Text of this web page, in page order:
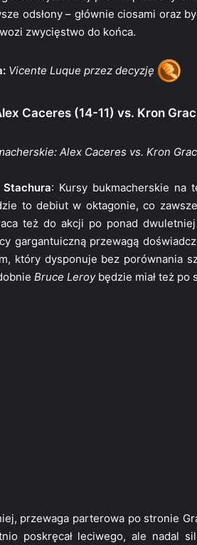
odsłony – głównie ciosami oraz
zwycięstwo do końca.
Vicente Luque przez decyzję
Caceres (14-11) vs. Kron
Alex Caceres vs. Kron
Stachura: Kursy bukmacherskie na
to debiut w oktagonie, co
też do akcji po ponad
gargantuiczną przewagą
który dysponuje bez porównania
Bruce Leroybędzie miał też po
przewaga parterowa po stronie
poskręcał leciwego, ale nadal